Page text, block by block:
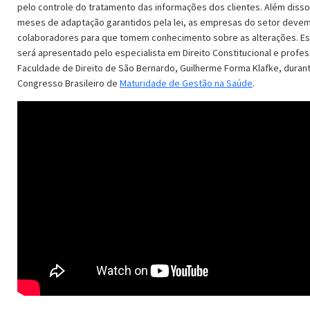
pelo controle do tratamento das informações dos clientes. Além
meses de adaptação garantidos pela lei, as empresas do setor
colaboradores para que tomem conhecimento sobre as alterações.
será apresentado pelo especialista em Direito Constitucional e
Faculdade de Direito de São Bernardo, Guilherme Forma Klafke,
Congresso Brasileiro de Maturidade de Gestão na Saúde.